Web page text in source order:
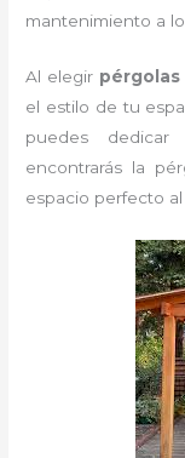
mantenimiento a
Al elegir pérgolas
el estilo de tu
puedes
encontrarás la
espacio perfecto